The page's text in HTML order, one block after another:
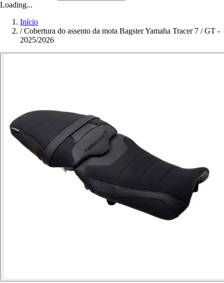
Loading...
Início
/ Cobertura do assento da mota Bagster Yamaha Tracer 7 / GT -
2025/2026